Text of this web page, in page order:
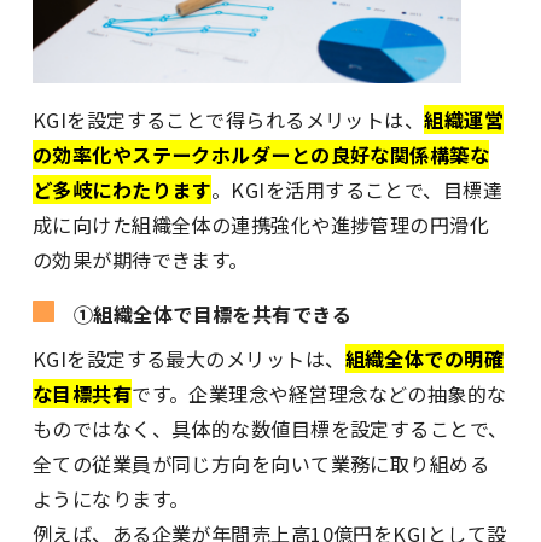
KGIを設定することで得られるメリットは、組織運営
の効率化やステークホルダーとの良好な関係構築な
ど多岐にわたります。KGIを活用することで、目標達
成に向けた組織全体の連携強化や進捗管理の円滑化
の効果が期待できます。
①組織全体で目標を共有できる
KGIを設定する最大のメリットは、 組織全体での明確
な目標共有です。企業理念や経営理念などの抽象的な
ものではなく、具体的な数値目標を設定することで、
全ての従業員が同じ方向を向いて業務に取り組める
ようになります。
例えば、ある企業が年間売上高10億円をKGIとして設